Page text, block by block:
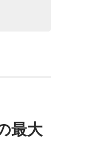
につけ込
金や電子マ
最大